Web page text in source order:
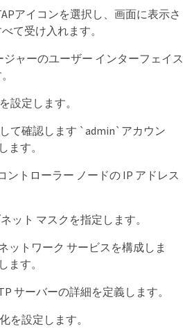
アイコンを選択し、画面に表示さ
て受け入れます。
ジャーのユーザー インターフェイス
設定します。
て確認します `admin`アカウン
ます。
ントローラー ノードの IP アドレス
ット マスクを指定します。
ットワーク サービスを構成しま
ます。
サーバーの詳細を定義します。
を設定します。